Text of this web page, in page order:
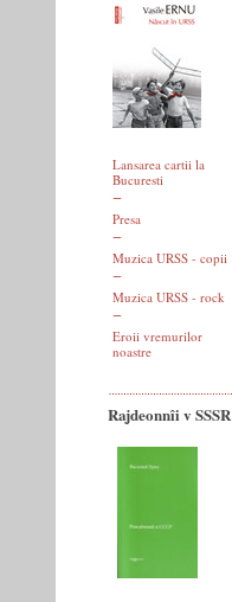
Lansarea cartii la
Bucuresti
Presa
Muzica URSS - copii
Muzica URSS - rock
Eroii vremurilor
noastre
Rajdeonnîi v SSSR